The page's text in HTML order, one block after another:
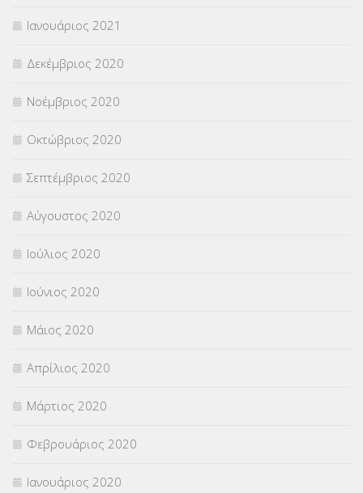
Ιανουάριος 2021
Δεκέμβριος 2020
Νοέμβριος 2020
Οκτώβριος 2020
Σεπτέμβριος 2020
Αύγουστος 2020
Ιούλιος 2020
Ιούνιος 2020
Μάιος 2020
Απρίλιος 2020
Μάρτιος 2020
Φεβρουάριος 2020
Ιανουάριος 2020